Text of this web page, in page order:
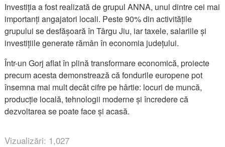
Investiția a fost realizată de grupul ANNA, unul dintre cei mai
importanți angajatori locali. Peste 90% din activitățile
grupului se desfășoară în Târgu Jiu, iar taxele, salariile și
investițiile generate rămân în economia județului.
Într-un Gorj aflat în plină transformare economică, proiecte
precum acesta demonstrează că fondurile europene pot
însemna mai mult decât cifre pe hârtie: locuri de muncă,
producție locală, tehnologii moderne și încredere că
dezvoltarea se poate face și acasă.
Vizualizări: 1,027